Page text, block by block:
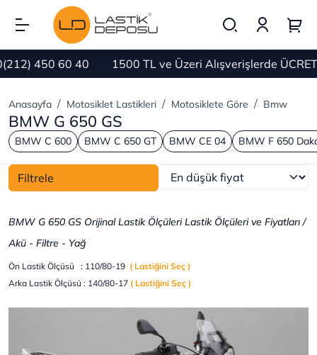
450 60 40 1500 TL ve Üzeri Alışverişlerde ÜCRETSİZ
Anasayfa Motosiklet Lastikleri Motosiklete Göre Bmw
BMW G 650 GS
BMW C 600 BMW C 650 GT BMW CE 04 BMW F 650
Filtrele
BMW G 650 GS Orijinal Lastik Ölçüleri Lastik Ölçüleri ve Fiyatları /
Akü - Filtre - Yağ
Ön Lastik Ölçüsü : 110/80-19 ( Lastiğini Seç )
Arka Lastik Ölçüsü : 140/80-17 ( Lastiğini Seç )